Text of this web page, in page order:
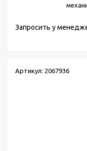
Запросить у
Артикул: 2067936